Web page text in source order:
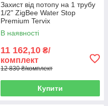
Захист від потопу на 1 трубу
1/2" ZigBee Water Stop
Premium Tervix
В наявності
11 162,10 ₴/
комплект
12 830 ₴/комплект
Купити